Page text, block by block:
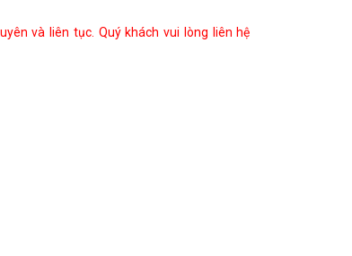
và liên tục. Quý khách vui lòng liên hệ